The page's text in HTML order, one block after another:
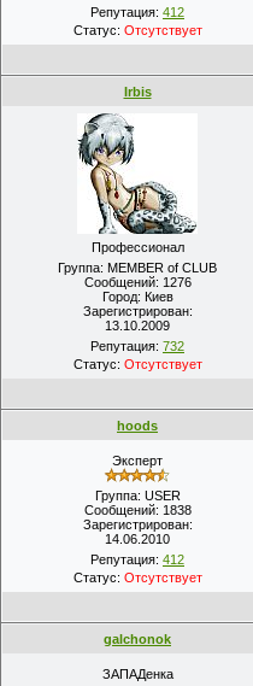
Репутация: 412
Статус: Отсутствует
Irbis
Профессионал
Группа: MEMBER of CLUB
Сообщений: 1276
Город: Киев
Зарегистрирован:
13.10.2009
Репутация: 732
Статус: Отсутствует
hoods
Эксперт
Группа: USER
Сообщений: 1838
Зарегистрирован:
14.06.2010
Репутация: 412
Статус: Отсутствует
galchonok
ЗАПАДенка